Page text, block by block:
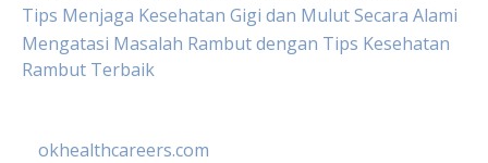
Tips Menjaga Kesehatan Gigi dan Mulut Secara Alami
Mengatasi Masalah Rambut dengan Tips Kesehatan
Rambut Terbaik
okhealthcareers.com